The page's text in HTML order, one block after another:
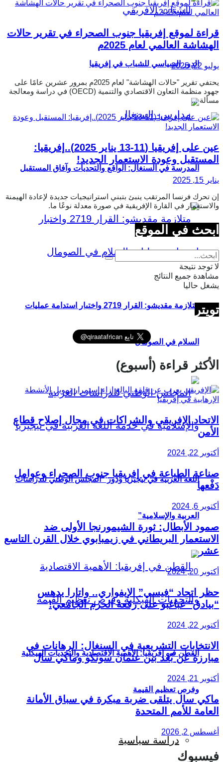
الدور السياسي للشباب في إفريقيا
المدرسة في السنغال: الواقع والتحديات وآفاق المستقبل
متلازمة مقديشو: القرار 2719 واختبار استدامة عمليات
السلام في الصومال
اللغة العربية في نيجيريا ودور “المجلس الوطني للدراسات
العربية والإسلامية”
القطن في إفريقيا: الأهمية الاقتصادية والتحديات الهيكلية
وفرص تعظيم القيمة
دراسة سياسية
قراءة لموقع إفريقيا جنوب الصحراء في تقرير حالات
الهشاشة العالمي لعام 2025م
يوليو 22, 2025
يحتفي تقرير "حالات الهشاشة" لعام 2025م بمرور عشرين عامًا على
جهود منظمة التعاون الاقتصادي والتنمية (OECD) في دراسة ومعالجة
مسألة ...
عين على إفريقيا (11-13 يناير 2025)..إفريقيا:
المستقبل وعودة الاستعمار الجديد!
يناير 15, 2025
إن تحرك فرنسا المرتقب ينبئ بتبني استراتيجيات جديدة لإعادة الهيمنة
والاستعمار في القارة الإفريقية في صورة معدلة نوعًا ما.
ابحث في الموقع
لا توجد نتيجة
مشاهدة جميع النتائج
يشغل حاليا
تويتر
الأكثر قراءة (أسبوع)
الاتحاد الإفريقي والشراكات في مجال إصلاح قطاع
الأمن
أكتوبر 22, 2024
صناعة الطباعة في إفريقيا جنوب الصحراء وعوامل
دَفْعها
أكتوبر 6, 2024
صمود الأبطال: ثورة الشيمورنجا الأولى ضد
الاستعمار البريطاني في زيمبابوي خلال القرن التاسع
عشر
أكتوبر 20, 2024
حظر اتحاد “فيسي” الإيفواري.. واتارا يدهس
“بيادق” غباغبو على رقعة الحرم الجامعي!
أكتوبر 22, 2024
الانتخابات التشريعية في السنغال: الرهانات في
مبارزة عن بُعْد بين عثمان سونكو وماكي سال
أكتوبر 21, 2024
ماكي سال يتلقى ضربة مبكرة في سباق الأمانة
العامة للأمم المتحدة
أغسطس 2, 2026
فيسبوك